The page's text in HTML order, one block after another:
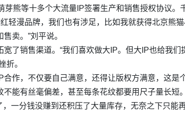
芽熊等十多个大流量IP签署生产和销售授权协议。
轻漫品牌，我们也有涉足，比如我就获得北京熊
卖。”刘平说。
了销售渠道。“我们喜欢做大IP。但大IP也给我们
折。
作，不仅要自己满意，还得让版权方满意，这是
能有丝毫偏差，甚至每条花纹都要用尺子量长短
一分钱没赚到还积压了大量库存，无奈之下只能